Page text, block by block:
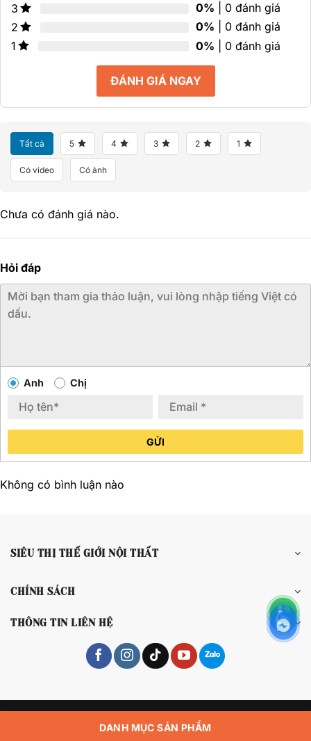
3
0% | 0 đánh giá
2
0% | 0 đánh giá
1
0% | 0 đánh giá
ĐÁNH GIÁ NGAY
Tất cả 5 4 3 2 1
Có video Có ảnh
Chưa có đánh giá nào.
Hỏi đáp
Anh Chị
GỬI
Không có bình luận nào
SIÊU THỊ THẾ GIỚI NỘI THẤT
CHÍNH SÁCH
THÔNG TIN LIÊN HỆ
Copyright 2026 © Siêu Thị Thế Giới Nội Thất
DANH MỤC SẢN PHẨM